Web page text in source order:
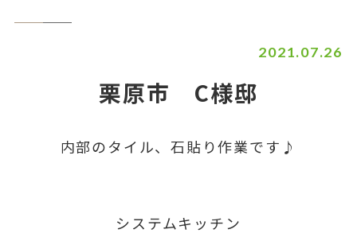
2021.07.26
栗原市 C様邸
内部のタイル、石貼り作業です♪
システムキッチン